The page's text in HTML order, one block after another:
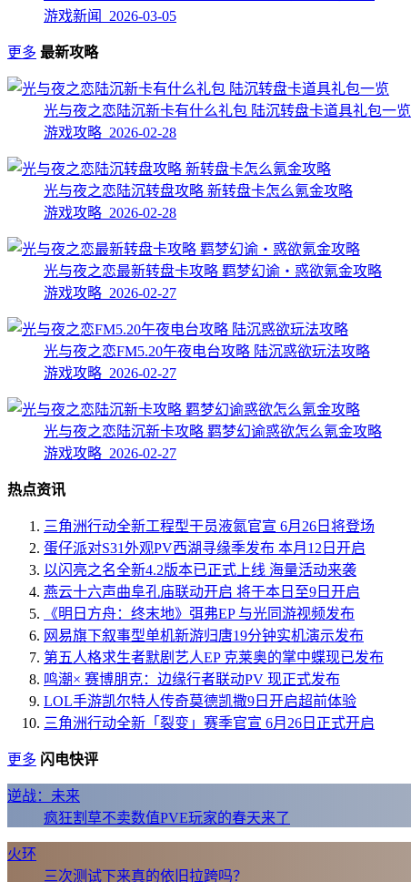
游戏新闻 2026-03-05
更多 最新攻略
光与夜之恋陆沉新卡有什么礼包 陆沉转盘卡道具礼包一览
游戏攻略 2026-02-28
光与夜之恋陆沉转盘攻略 新转盘卡怎么氪金攻略
游戏攻略 2026-02-28
光与夜之恋最新转盘卡攻略 羁梦幻谕・惑欲氪金攻略
游戏攻略 2026-02-27
光与夜之恋FM5.20午夜电台攻略 陆沉惑欲玩法攻略
游戏攻略 2026-02-27
光与夜之恋陆沉新卡攻略 羁梦幻谕惑欲怎么氪金攻略
游戏攻略 2026-02-27
热点资讯
三角洲行动全新工程型干员液氮官宣 6月26日将登场
蛋仔派对S31外观PV西湖寻缘季发布 本月12日开启
以闪亮之名全新4.2版本已正式上线 海量活动来袭
燕云十六声曲阜孔庙联动开启 将于本日至9日开启
《明日方舟：终末地》弭弗EP 与光同游视频发布
网易旗下叙事型单机新游归唐19分钟实机演示发布
第五人格求生者默剧艺人EP 克莱奥的掌中蝶现已发布
鸣潮× 赛博朋克：边缘行者联动PV 现正式发布
LOL手游凯尔特人传奇莫德凯撒9日开启超前体验
三角洲行动全新「裂变」赛季官宣 6月26日正式开启
更多 闪电快评
逆战：未来
疯狂割草不卖数值PVE玩家的春天来了
火环
三次测试下来真的依旧拉跨吗？